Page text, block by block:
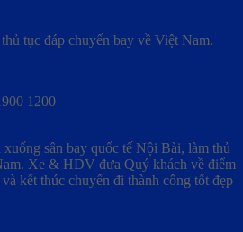
tục đáp chuyến bay về Việt Nam.
1200
sân bay quốc tế Nội Bài, làm thủ
Xe & HDV đưa Quý khách về điểm
kết thúc chuyến đi thành công tốt đẹp